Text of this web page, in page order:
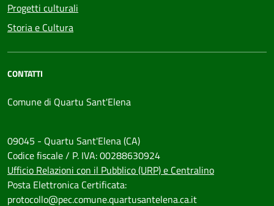
Progetti culturali
Storia e Cultura
CONTATTI
Comune di Quartu Sant'Elena
09045 - Quartu Sant'Elena (CA)
Codice fiscale / P. IVA: 00288630924
Ufficio Relazioni con il Pubblico (URP) e Centralino
Posta Elettronica Certificata:
protocollo@pec.comune.quartusantelena.ca.it